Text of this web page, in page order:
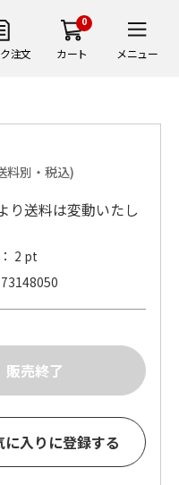
注文
0
カート メニュー
料別・税込)
り送料は変動いたし
2 pt
に入りに登録する